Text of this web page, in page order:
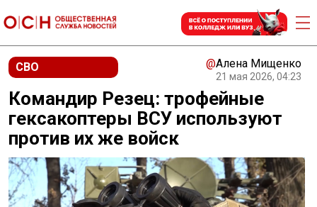
СВО @Алена Мищенко
21 мая 2026, 04:23
Командир Резец: трофейные
гексакоптеры ВСУ используют
против их же войск